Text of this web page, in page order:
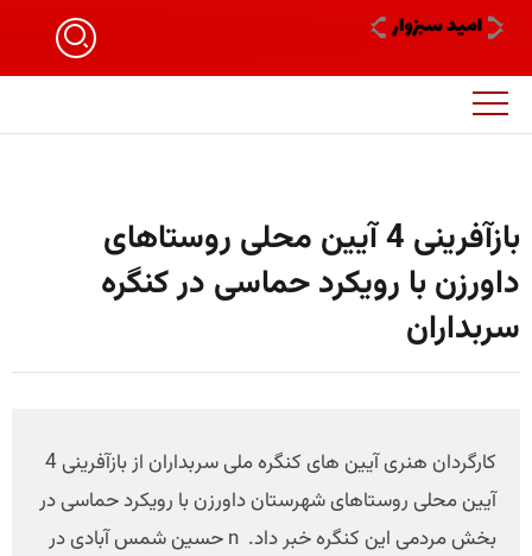
بازآفرینی 4 آیین محلی روستاهای
داورزن با رویکرد حماسی در کنگره
سربداران
کارگردان هنری آیین های کنگره ملی سربداران از بازآفرینی 4
آیین محلی روستاهای شهرستان داورزن با رویکرد حماسی در
بخش مردمی این کنگره خبر داد. n حسین شمس آبادی در